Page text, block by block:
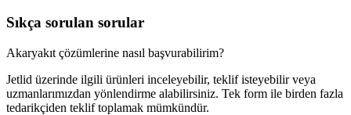
Sıkça sorulan sorular
Akaryakıt çözümlerine nasıl başvurabilirim?
Jetlid üzerinde ilgili ürünleri inceleyebilir, teklif isteyebilir veya
uzmanlarımızdan yönlendirme alabilirsiniz. Tek form ile birden fazla
tedarikçiden teklif toplamak mümkündür.